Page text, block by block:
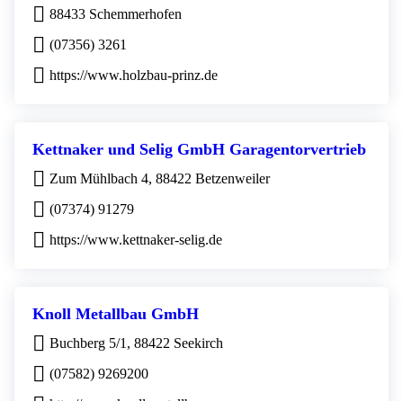
88433 Schemmerhofen
(07356) 3261
https://www.holzbau-prinz.de
Kettnaker und Selig GmbH Garagentorvertrieb
Zum Mühlbach 4, 88422 Betzenweiler
(07374) 91279
https://www.kettnaker-selig.de
Knoll Metallbau GmbH
Buchberg 5/1, 88422 Seekirch
(07582) 9269200